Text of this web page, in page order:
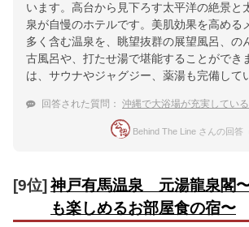
います。高台から見下ろす太平洋の絶景と
泉が自慢のホテルです。美肌効果を高める
多く含む温泉を、眺望抜群の展望風呂、の
古風呂や、打たせ湯で堪能することができ
は、サウナやジャグジー、薬湯も完備して
回答された質問： 沖縄で大浴場が充実している温泉宿に泊まり
Behind The Line さんの回答
[9位]神戸有馬温泉 元湯龍泉閣
も楽しめるお部屋食の宿〜